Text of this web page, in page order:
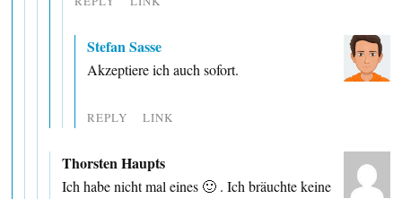
Stefan Sasse
Akzeptiere ich auch sofort.
REPLY LINK
Thorsten Haupts
Ich habe nicht mal eines 🙂 . Ich bräuchte keine